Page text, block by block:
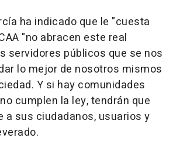
ha indicado que le "cuesta
"no abracen este real
servidores públicos que se nos
lo mejor de nosotros mismos
Y si hay comunidades
cumplen la ley, tendrán que
a sus ciudadanos, usuarios y